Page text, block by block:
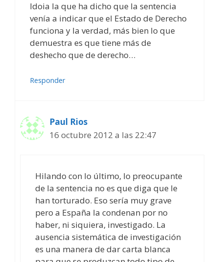
Idoia la que ha dicho que la sentencia
venía a indicar que el Estado de Derecho
funciona y la verdad, más bien lo que
demuestra es que tiene más de
deshecho que de derecho…
Responder
Paul Rios
16 octubre 2012 a las 22:47
Hilando con lo último, lo preocupante
de la sentencia no es que diga que le
han torturado. Eso sería muy grave
pero a España la condenan por no
haber, ni siquiera, investigado. La
ausencia sistemática de investigación
es una manera de dar carta blanca